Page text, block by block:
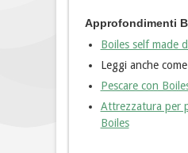
Approfondimenti
Boiles self made
Leggi anche come
Pescare con
Attrezzatura per
Boiles